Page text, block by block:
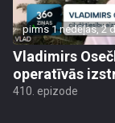
pirms 1 nedēļas, 2
Vladimirs
operatīvās
410. epizode